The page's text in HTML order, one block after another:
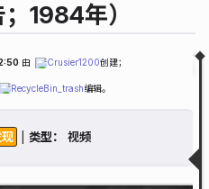
1984年）
搜索历史
由 Crusier1200创建；
RecycleBin_trash编辑。
类型：